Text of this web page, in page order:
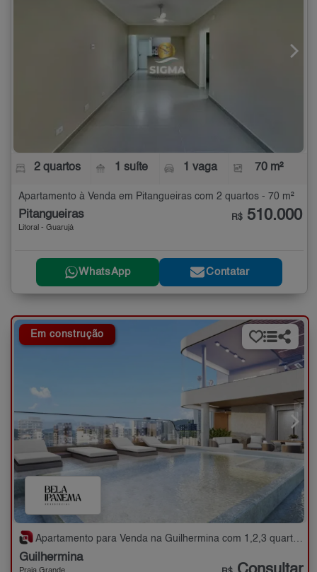
2 quartos 1 suíte 1 vaga 70 m²
Apartamento à Venda em Pitangueiras com 2 quartos - 70 m²
Pitangueiras
Litoral - Guarujá
R$ 510.000
WhatsApp Contatar
Em construção
Apartamento para Venda na Guilhermina com 1,2,3 quartos - 48 a 144 m²
Guilhermina